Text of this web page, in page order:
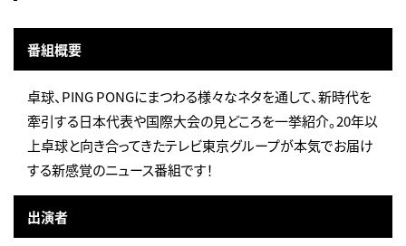
番組概要
卓球、PING PONGにまつわる様々なネタを通して、新時代を
牽引する日本代表や国際大会の見どころを一挙紹介。20年以
上卓球と向き合ってきたテレビ東京グループが本気でお届け
する新感覚のニュース番組です！
出演者